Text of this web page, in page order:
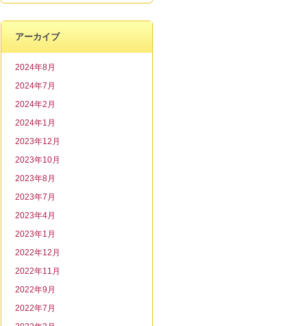
アーカイブ
2024年8月
2024年7月
2024年2月
2024年1月
2023年12月
2023年10月
2023年8月
2023年7月
2023年4月
2023年1月
2022年12月
2022年11月
2022年9月
2022年7月